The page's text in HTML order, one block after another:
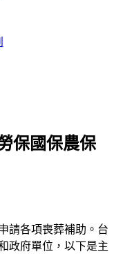
保國保農保
請各項喪葬補助。台
政府單位，以下是主